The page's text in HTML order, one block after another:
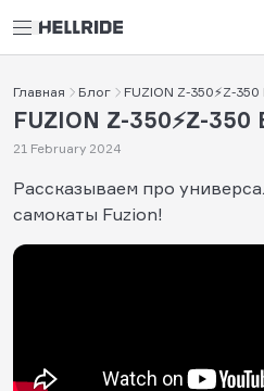
Главная Блог FUZION Z-350⚡Z-350
FUZION Z-350⚡Z-350
21 February 2024
Рассказываем про
самокаты Fuzion!